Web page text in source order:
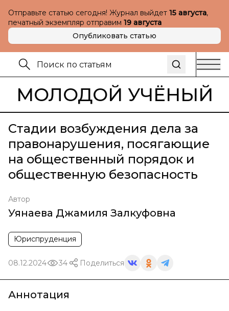
Отправьте статью сегодня! Журнал выйдет 15 августа,
печатный экземпляр отправим 19 августа
Опубликовать статью
МОЛОДОЙ УЧЁНЫЙ
Стадии возбуждения дела за
правонарушения, посягающие
на общественный порядок и
общественную безопасность
Автор
Уянаева Джамиля Залкуфовна
Юриспруденция
08.12.2024 34 Поделиться
Аннотация